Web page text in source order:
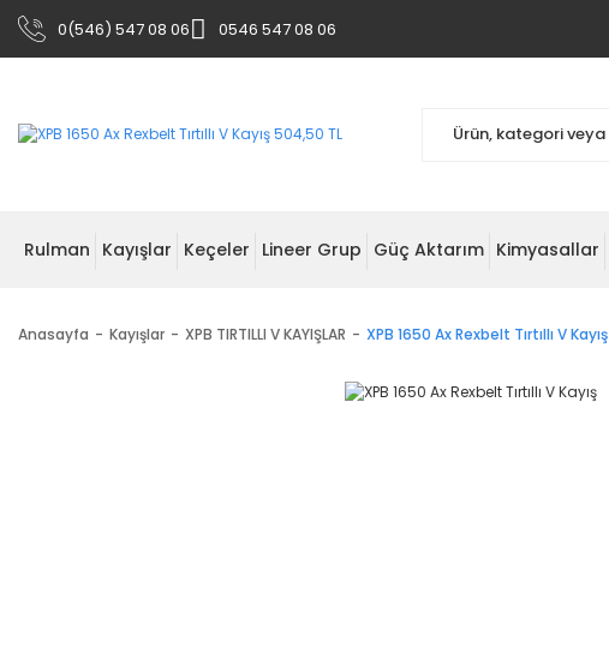
0(546) 547 08 06 0546 547 08 06
Rulman Kayışlar Keçeler Lineer Grup Güç Aktarım Kimyasallar
Anasayfa Kayışlar XPB TIRTILLI V KAYIŞLAR XPB 1650 Ax Rexbelt Tırtıllı V Kayış